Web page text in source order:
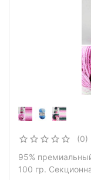
(0)
95%
100 гр.